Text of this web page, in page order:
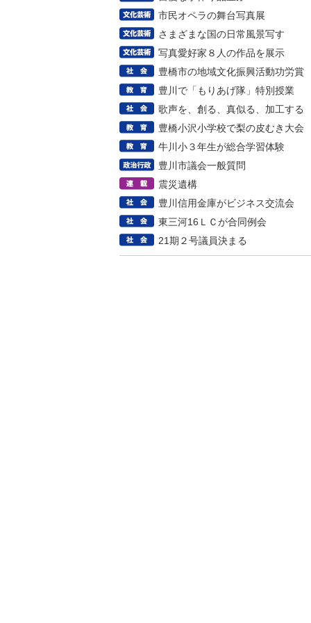
市民オペラの舞台写真展
さまざまな国の日常風景写す
写真愛好家８人の作品を展示
豊橋市の地域文化振興活動功労賞
豊川で「もりあげ隊」特別授業
歌声を、創る、真似る、加工する
豊橋小沢小学校で梨の皮むき大会
牛川小３年生が総合学習体験
豊川市議会一般質問
震災遺構
豊川信用金庫がビジネス交流会
東三河16ＬＣが合同例会
21期２号議員決まる